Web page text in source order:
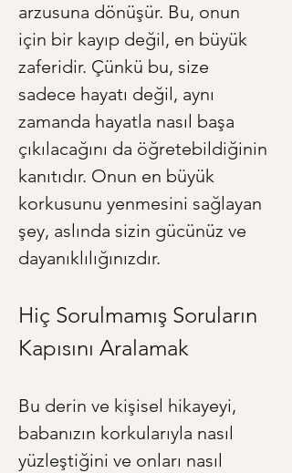
arzusuna dönüşür. Bu, onun
için bir kayıp değil, en büyük
zaferidir. Çünkü bu, size
sadece hayatı değil, aynı
zamanda hayatla nasıl başa
çıkılacağını da öğretebildiğinin
kanıtıdır. Onun en büyük
korkusunu yenmesini sağlayan
şey, aslında sizin gücünüz ve
dayanıklılığınızdır.
Hiç Sorulmamış Soruların
Kapısını Aralamak
Bu derin ve kişisel hikayeyi,
babanızın korkularıyla nasıl
yüzleştiğini ve onları nasıl